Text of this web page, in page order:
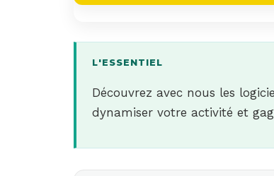
L'ESSENTIEL
Découvrez avec nous les
dynamiser votre activité et